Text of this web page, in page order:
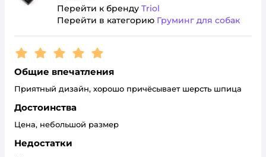
Перейти к бренду Triol
Перейти в категорию Груминг для собак
Рейтинг:5
Общие впечатления
Приятный дизайн, хорошо причёсывает шерсть шпица
Достоинства
Цена, небольшой размер
Недостатки